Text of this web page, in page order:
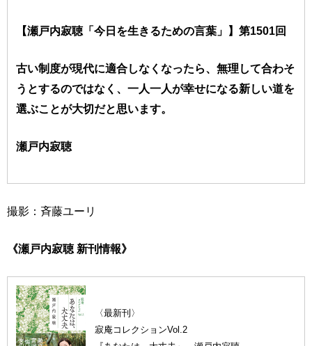
【瀬戸内寂聴「今日を生きるための言葉」】第1501回
古い制度が現代に適合しなくなったら、無理して合わそ
うとするのではなく、一人一人が幸せになる新しい道を
選ぶことが大切だと思います。
瀬戸内寂聴
撮影：斉藤ユーリ
《瀬戸内寂聴 新刊情報》
〈最新刊〉
寂庵コレクションVol.2